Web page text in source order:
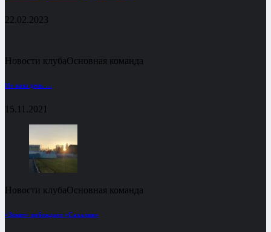
22.02.2023
Новости клубаОсновная команда
Не наш день …
15.11.2021
Новости клубаОсновная команда
«Зенит» побеждает «Сахалин»